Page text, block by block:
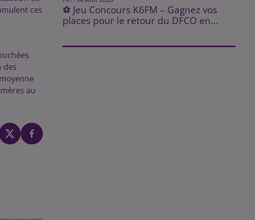
ces
des
au
⚽ Jeu Concours K6FM – Gagnez vos
places pour le retour du DFCO en...